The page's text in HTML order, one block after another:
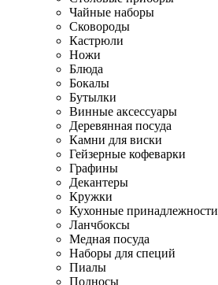
Чайные наборы
Сковороды
Кастрюли
Ножи
Блюда
Бокалы
Бутылки
Винные аксессуары
Деревянная посуда
Камни для виски
Гейзерные кофеварки
Графины
Декантеры
Кружки
Кухонные принадлежности
Ланчбоксы
Медная посуда
Наборы для специй
Пиалы
Подносы